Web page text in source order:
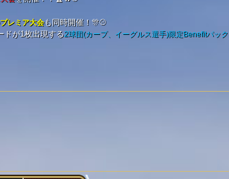
プレミア大会も同時開催！🎊⚾
ドが1枚出現する2球団(カープ、イーグルス選手)限定Benefitパック